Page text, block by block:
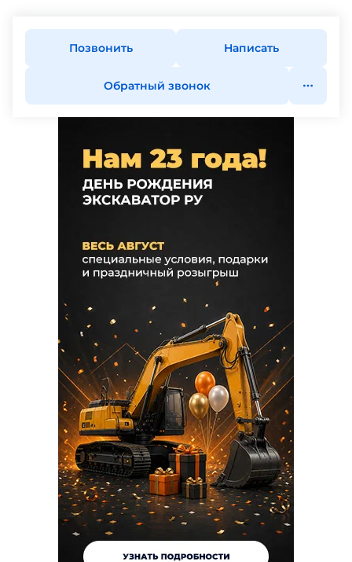
Позвонить Написать
Обратный звонок